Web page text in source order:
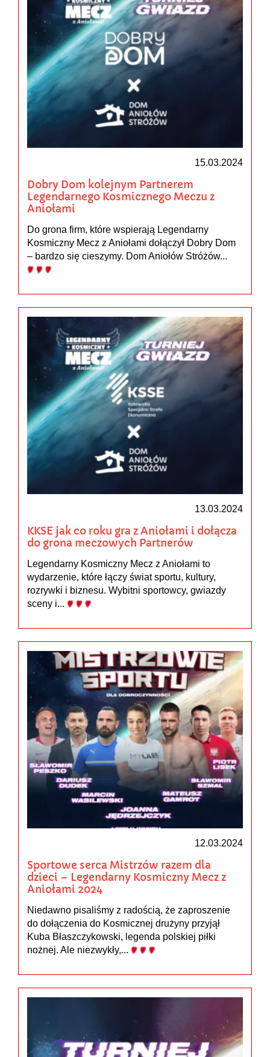
15.03.2024
Dobry Dom kolejnym Partnerem
Legendarnego Kosmicznego Meczu z
Aniołami
Do grona firm, które wspierają Legendarny
Kosmiczny Mecz z Aniołami dołączył Dobry Dom
– bardzo się cieszymy. Dom Aniołów Stróżów...
13.03.2024
KKSE jak co roku gra z Aniołami i dołącza
do grona meczowych Partnerów
Legendarny Kosmiczny Mecz z Aniołami to
wydarzenie, które łączy świat sportu, kultury,
rozrywki i biznesu. Wybitni sportowcy, gwiazdy
sceny i...
12.03.2024
Sportowe serca Mistrzów razem dla
dzieci – Legendarny Kosmiczny Mecz z
Aniołami 2024
Niedawno pisaliśmy z radością, że zaproszenie
do dołączenia do Kosmicznej drużyny przyjął
Kuba Błaszczykowski, legenda polskiej piłki
nożnej. Ale niezwykły,...